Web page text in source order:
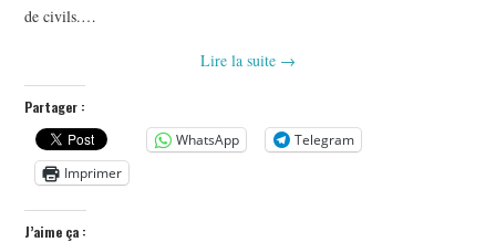
de civils.…
Lire la suite →
Partager :
WhatsApp
Telegram
Imprimer
J’aime ça :